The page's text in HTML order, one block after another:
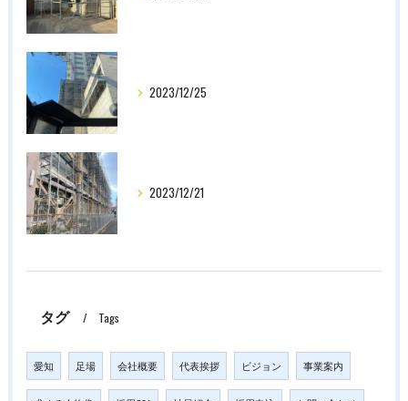
2023/12/25
2023/12/21
タグ Tags
愛知 足場 会社概要 代表挨拶 ビジョン 事業案内